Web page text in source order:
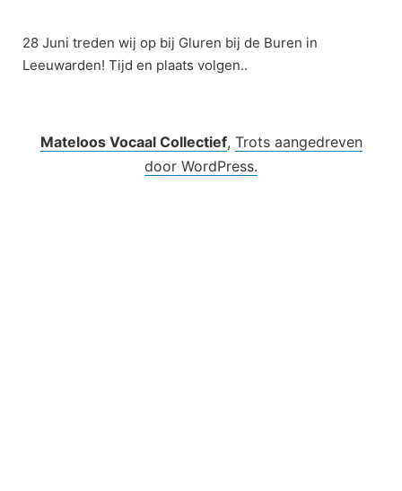
28 Juni treden wij op bij Gluren bij de Buren in
Leeuwarden! Tijd en plaats volgen..
Mateloos Vocaal Collectief, Trots aangedreven
door WordPress.